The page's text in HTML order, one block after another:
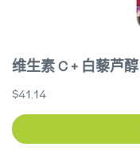
维生素 C + 白藜芦醇
$41.14